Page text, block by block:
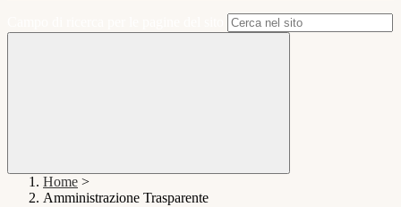
Home >
Amministrazione Trasparente